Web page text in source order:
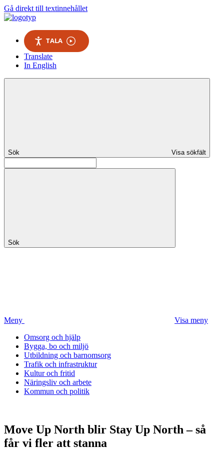
Gå direkt till textinnehållet
TALA
Translate
In English
Sök Visa sökfält
Sök
Meny
Visa meny
Omsorg och hjälp
Bygga, bo och miljö
Utbildning och barnomsorg
Trafik och infrastruktur
Kultur och fritid
Näringsliv och arbete
Kommun och politik
Move Up North blir Stay Up North – så
får vi fler att stanna